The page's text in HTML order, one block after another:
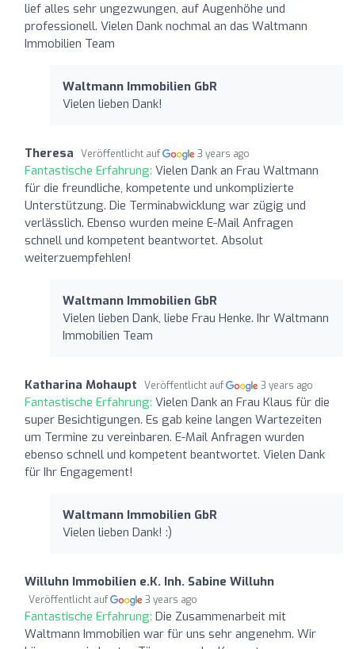
lief alles sehr ungezwungen, auf Augenhöhe und
professionell. Vielen Dank nochmal an das Waltmann
Immobilien Team
Waltmann Immobilien GbR
Vielen lieben Dank!
Theresa Veröffentlicht auf 3 years ago
Fantastische Erfahrung: Vielen Dank an Frau Waltmann
für die freundliche, kompetente und unkomplizierte
Unterstützung. Die Terminabwicklung war zügig und
verlässlich. Ebenso wurden meine E-Mail Anfragen
schnell und kompetent beantwortet. Absolut
weiterzuempfehlen!
Waltmann Immobilien GbR
Vielen lieben Dank, liebe Frau Henke. Ihr Waltmann
Immobilien Team
Katharina Mohaupt Veröffentlicht auf 3 years ago
Fantastische Erfahrung: Vielen Dank an Frau Klaus für die
super Besichtigungen. Es gab keine langen Wartezeiten
um Termine zu vereinbaren. E-Mail Anfragen wurden
ebenso schnell und kompetent beantwortet. Vielen Dank
für Ihr Engagement!
Waltmann Immobilien GbR
Vielen lieben Dank! :)
Willuhn Immobilien e.K. Inh. Sabine Willuhn
Veröffentlicht auf 3 years ago
Fantastische Erfahrung: Die Zusammenarbeit mit
Waltmann Immobilien war für uns sehr angenehm. Wir